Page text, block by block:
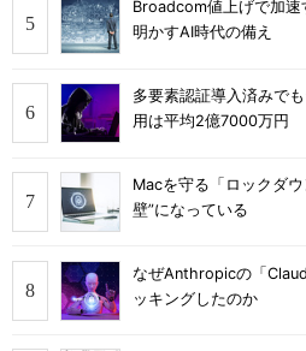
Broadcom値上げで加
明かすAI時代の備え
多要素認証導入済みで
用は平均2億7000万円
Macを守る「ロックダ
壁”になっている
なぜAnthropicの「
ッキングしたのか